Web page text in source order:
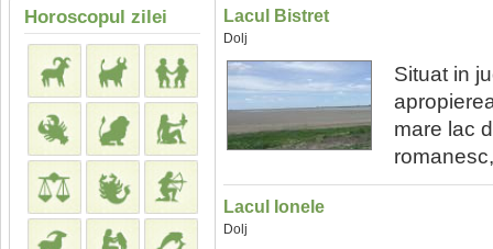
Horoscopul zilei Lacul Bistret
Dolj
Situat in
mare lac
Lacul Ionele
Dolj